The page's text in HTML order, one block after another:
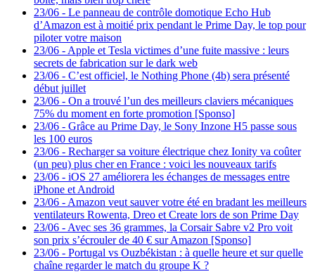
23/06 - Le panneau de contrôle domotique Echo Hub
d’Amazon est à moitié prix pendant le Prime Day, le top pour
piloter votre maison
23/06 - Apple et Tesla victimes d’une fuite massive : leurs
secrets de fabrication sur le dark web
23/06 - C’est officiel, le Nothing Phone (4b) sera présenté
début juillet
23/06 - On a trouvé l’un des meilleurs claviers mécaniques
75% du moment en forte promotion [Sponso]
23/06 - Grâce au Prime Day, le Sony Inzone H5 passe sous
les 100 euros
23/06 - Recharger sa voiture électrique chez Ionity va coûter
(un peu) plus cher en France : voici les nouveaux tarifs
23/06 - iOS 27 améliorera les échanges de messages entre
iPhone et Android
23/06 - Amazon veut sauver votre été en bradant les meilleurs
ventilateurs Rowenta, Dreo et Create lors de son Prime Day
23/06 - Avec ses 36 grammes, la Corsair Sabre v2 Pro voit
son prix s’écrouler de 40 € sur Amazon [Sponso]
23/06 - Portugal vs Ouzbékistan : à quelle heure et sur quelle
chaîne regarder le match du groupe K ?